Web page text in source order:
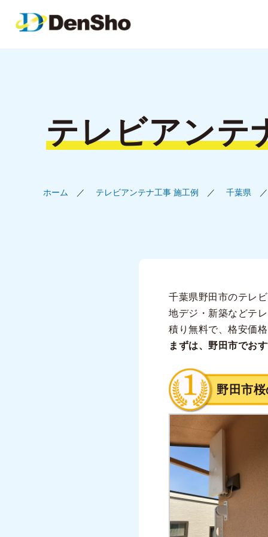
テレビアンテ
ホーム テレビアンテナ工事 施工例 千葉県
千葉県野田市のテレ
地デジ・新築などテ
積り無料で、格安価
まずは、野田市でお
野田市